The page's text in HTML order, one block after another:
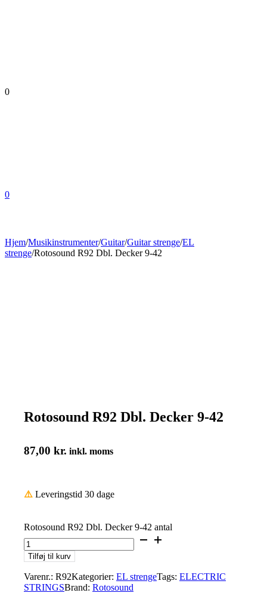
0
0
Hjem/Musikinstrumenter/Guitar/Guitar strenge/EL
strenge/Rotosound R92 Dbl. Decker 9-42
Rotosound R92 Dbl. Decker 9-42
87,00 kr. inkl. moms
⚠️ Leveringstid 30 dage
Rotosound R92 Dbl. Decker 9-42 antal
Tilføj til kurv
Varenr.: R92Kategorier: EL strengeTags: ELECTRIC
STRINGSBrand: Rotosound